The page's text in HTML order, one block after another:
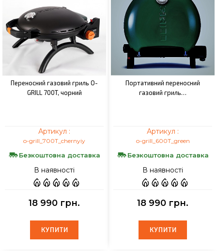
Переносний газовий гриль O-
GRILL 700T, чорний
Артикул :
o-grill_700T_chernyiy
Безкоштовна доставка
В наявності
18 990 грн.
КУПИТИ
КУПИТИ
Портативний переносний
газовий гриль…
Артикул :
o-grill_600T_green
Безкоштовна доставка
В наявності
18 990 грн.
КУПИТИ
КУПИТИ